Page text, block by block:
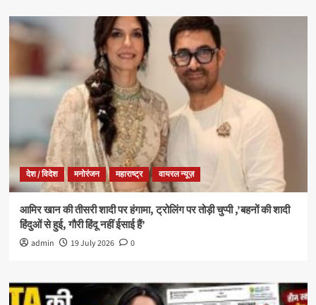
देश / विदेश मनोरंजन महाराष्ट्र वायरल न्यूज़
आमिर खान की तीसरी शादी पर हंगामा, ट्रोलिंग पर तोड़ी चुप्पी ,’बहनों की शादी
हिंदुओं से हुई, गौरी हिंदू नहीं ईसाई हैं’
admin 19 July 2026 0